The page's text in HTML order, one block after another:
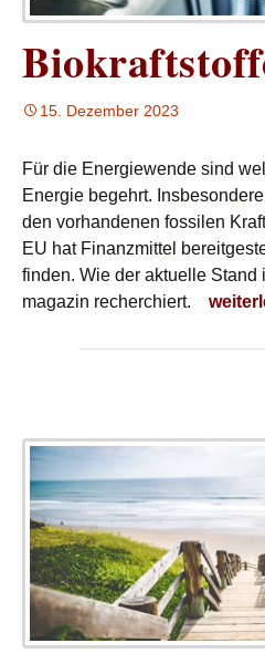
15. Dezember 2023
Für die Energiewende sind
Energie begehrt.
den vorhandenen fossilen
EU hat Finanzmittel
finden. Wie der aktuelle Stand
magazin recherchiert.